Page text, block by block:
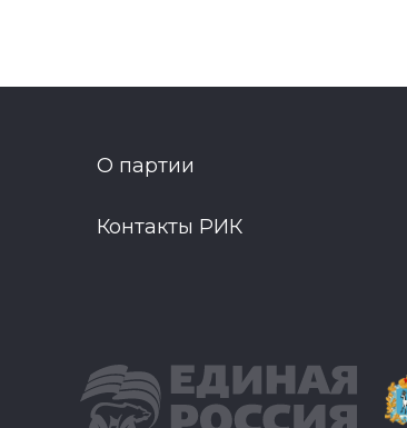
О партии
Контакты РИК